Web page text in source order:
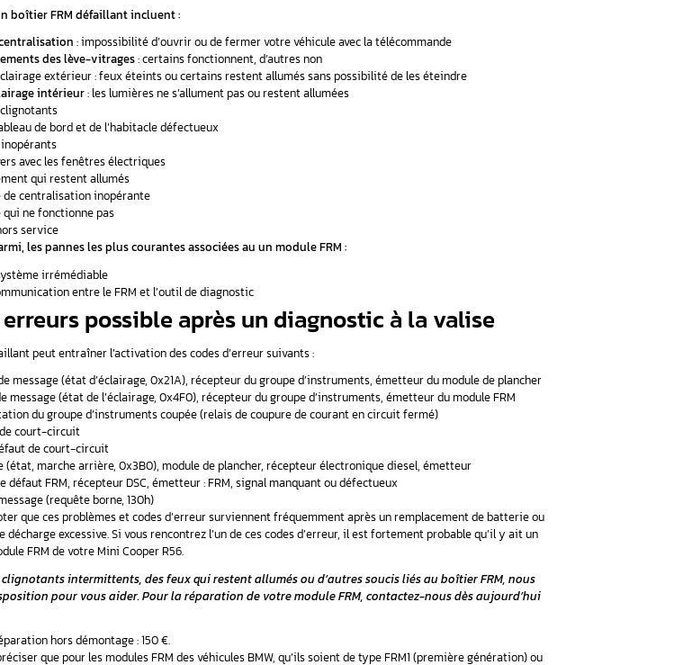
Éclairages intérieurs
Éclairages extérieurs
Ouvertures automatiques des portes
Lèves-vitres
Dégivrage des rétroviseurs
LES PANNES DU BOITIER FRM BMW mini Cooper R56
Il faut avouer que les boîtiers FRM sont connus pour leur sensibilité
remplacement d’une batterie ou d’une ampoule avant, il est fréquent que le FRM rencontre des
La difficulté réside dans le fait qu’avec un outil de diagnostic standard, il est impossible d’effacer ces
inopérantes les fonctions contrôlées par le boîtier.
Plusieurs éléments peuvent causer des problèmes au boîtier FRM d’une BMW
surcharge électrique ou une coupure d’alimentation, notamment lors d’un changement de batterie ou
L’usure naturelle liée à l’âge du véhicule peut également conduire à des défaillances du module.
Les symptômes d’un boîtier FRM défaillant incluent :
Problème de centralisation: impossibilité d’ouvrir ou de fermer votre véhicule avec la
Dysfonctionnements des lève-vitrages: certains fonctionnent, d’autres non
Problèmes d’éclairage extérieur : feux éteints ou certains restent allumés sans possibilité de les
Absence d’éclairage intérieur: les lumières ne s’allument pas ou restent allumées
Inactivité des clignotants
Éclairage du tableau de bord et de l’habitacle défectueux
Essuie-glaces inopérants
Problèmes divers avec les fenêtres électriques
Fonctionnalité de centralisation inopérante
Rétroviseurs hors service
Il faut savoir que parmi, les pannes les plus courantes associées au un module FRM :